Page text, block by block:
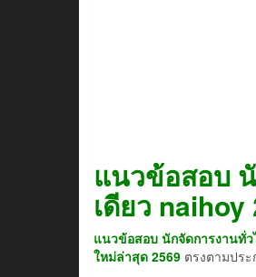
แนวข้อสอบ
เดียว naihoy
แนวข้อสอบ นักจัดการงานทั่
ใหม่ล่าสุด 2569 ตรงตามปร